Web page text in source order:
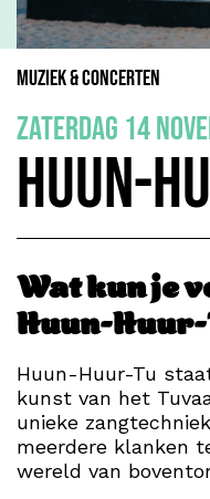
Muziek & Concerten
zaterdag 14
Huun-
Wat kun je
Huun-Huur-
Huun-Huur-Tu
kunst van het
unieke
meerdere klanken
wereld van